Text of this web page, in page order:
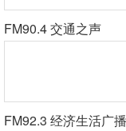
FM90.4 交通之声
FM92.3 经济生活广播